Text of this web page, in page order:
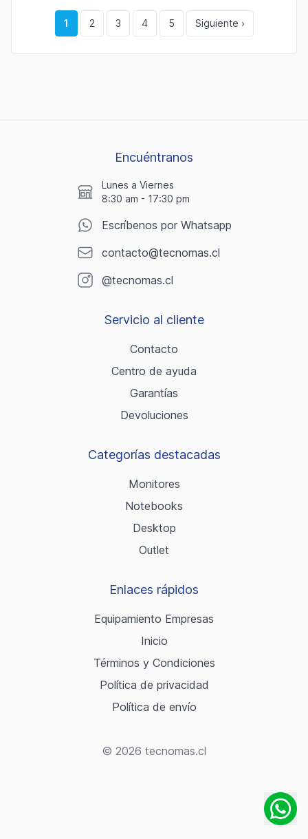
1 2 3 4 5 Siguiente ›
Encuéntranos
Lunes a Viernes
8:30 am - 17:30 pm
Escríbenos por Whatsapp
contacto@tecnomas.cl
@tecnomas.cl
Servicio al cliente
Contacto
Centro de ayuda
Garantías
Devoluciones
Categorías destacadas
Monitores
Notebooks
Desktop
Outlet
Enlaces rápidos
Equipamiento Empresas
Inicio
Términos y Condiciones
Política de privacidad
Política de envío
© 2026 tecnomas.cl